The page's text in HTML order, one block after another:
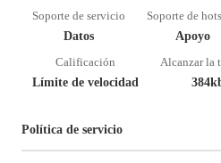
Soporte de servicio
Datos
Soporte de
Apoyo
Calificación
Límite de velocidad
Alcanzar la
Política de servicio